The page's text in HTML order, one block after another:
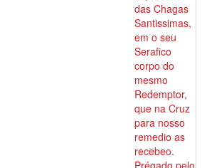
das Chagas
Santissimas,
em o seu
Serafico
corpo do
mesmo
Redemptor,
que na Cruz
para nosso
remedio as
recebeo.
Prégado pelo